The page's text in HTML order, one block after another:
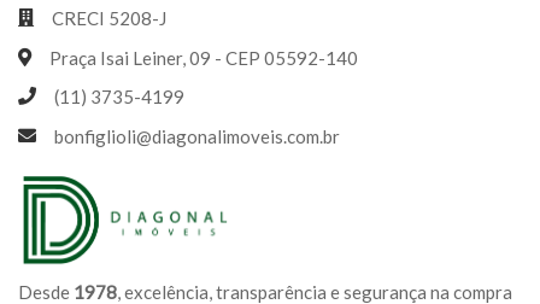
Desde 1978, excelência, transparência e segurança na compra
CRECI 5208-J
Praça Isai Leiner, 09 - CEP 05592-140
(11) 3735-4199
bonfiglioli@diagonalimoveis.com.br